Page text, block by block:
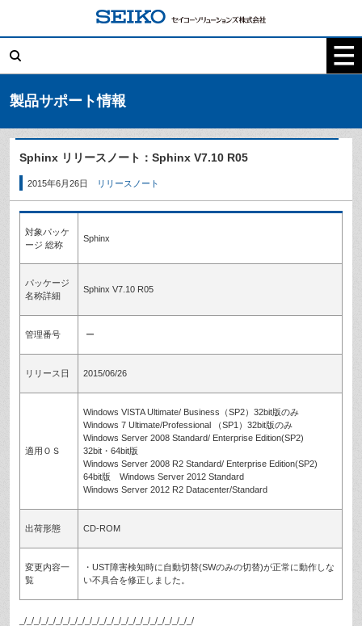
索:
製品サポート情報
Sphinx リリースノート：Sphinx V7.10 R05
2015年6月26日 リリースノート
対象パッケ
ージ 総称
Sphinx
パッケージ
名称詳細
Sphinx V7.10 R05
管理番号 ー
リリース日 2015/06/26
適用ＯＳ
Windows VISTA Ultimate/ Business（SP2）32bit版のみ
Windows 7 Ultimate/Professional （SP1）32bit版のみ
Windows Server 2008 Standard/ Enterprise Edition(SP2)
32bit・64bit版
Windows Server 2008 R2 Standard/ Enterprise Edition(SP2)
64bit版 Windows Server 2012 Standard
Windows Server 2012 R2 Datacenter/Standard
出荷形態 CD-ROM
変更内容一
覧
・UST障害検知時に自動切替(SWのみの切替)が正常に動作しな
い不具合を修正しました。
_/_/_/_/_/_/_/_/_/_/_/_/_/_/_/_/_/_/_/_/_/_/_/_/